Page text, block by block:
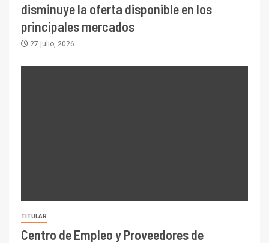
disminuye la oferta disponible en los
principales mercados
27 julio, 2026
TITULAR
Centro de Empleo y Proveedores de